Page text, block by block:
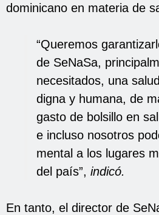
dominicano en materia de
“Queremos
de SeNaSa,
necesitados, una
digna y humana, de
gasto de bolsillo en
e incluso nosotros
mental a los lugares
del país”, indicó.
En tanto, el director de